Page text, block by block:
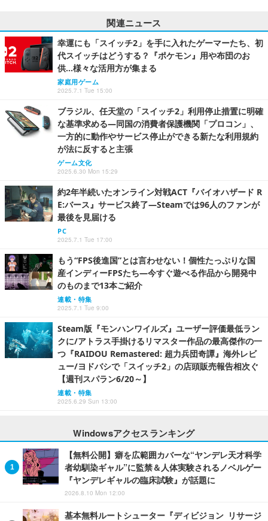
関連ニュース
幸運にも「スイッチ2」を手に入れたゲーマーたち、初
代スイッチはどうする？『ポケモン』用や布団のお
供…様々な活用方が集まる
家庭用ゲーム
2025.7.1 Tue 15:00
ブラジル、任天堂の「スイッチ2」利用停止措置に明確
な基準求める―同国の消費者保護機関「プロコン」、
一方的に動作やサービス停止ができる新たな利用規約
が法に反すると主張
ゲーム文化
2025.6.30 Mon 15:29
約2年半続いたオンライン対戦ACT『バイオハザード R
E:バース』サービス終了―Steamでは96人のファンが
最後を見届ける
PC
2025.7.1 Tue 17:00
もう“FPS後進国”とは言わせない！個性たっぷりな国
産インディーFPSたち―今すぐ遊べる作品から開発中
のものまで13本ご紹介
連載・特集
2025.7.1 Tue 9:00
Steam版『モンハンワイルズ』ユーザー評価最低ラン
クに/アトラス手掛けるリマスター作品の最高傑作の一
つ『RAIDOU Remastered: 超力兵団奇譚』海外レビ
ュー/ヨドバシで「スイッチ2」の店頭販売報告相次ぐ
【週刊スパラン6/20～】
連載・特集
2025.6.29 Sun 13:00
Windowsアクセスランキング
【無料公開】癖を広範囲カバーな“ヤンデレ天才科学
者幼馴染ギャル”に監禁＆人体実験されるノベルゲー
『ヤンデレギャルの臨床試験』が話題に
2026.8.10 Mon 12:00
基本無料ルートシューター『ディビジョン リサージ